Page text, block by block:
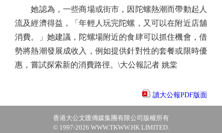
她認為，一些商場或街市，因陀螺熱潮而帶動起人
流及經濟得益，「年輕人玩完陀螺，又可以在附近店舖
消費。」她建議，陀螺場附近的食肆可以抓住機會，借
勢將熱潮發展成收入，例如提供針對性的套餐或限時優
惠，嘗試探索新的消費路徑。\大公報記者 姚棠
讀大公報PDF版面
香港大公文匯傳媒集團有限公司版權所有
© 1997-2026 WWW.TKWW.HK LIMITED.